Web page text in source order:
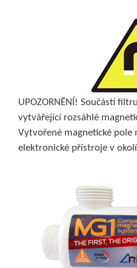
UPOZORNĚNÍ! Součástí
vytvářející rozsáhlé
Vytvořené magnetické
elektronické přístroje v